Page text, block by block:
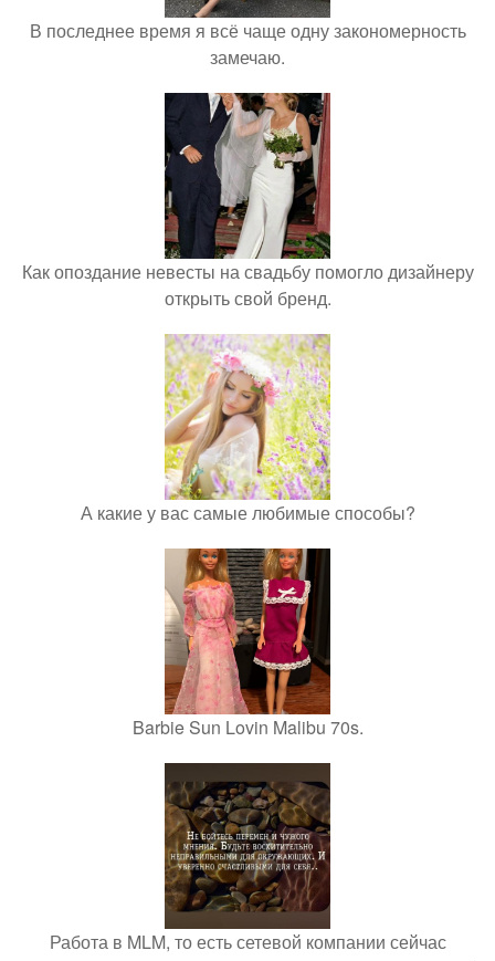
В последнее время я всё чаще одну закономерность
замечаю.
Как опоздание невесты на свадьбу помогло дизайнеру
открыть свой бренд.
А какие у вас самые любимые способы?
Barbie Sun Lovin Malibu 70s.
Работа в MLM, то есть сетевой компании сейчас